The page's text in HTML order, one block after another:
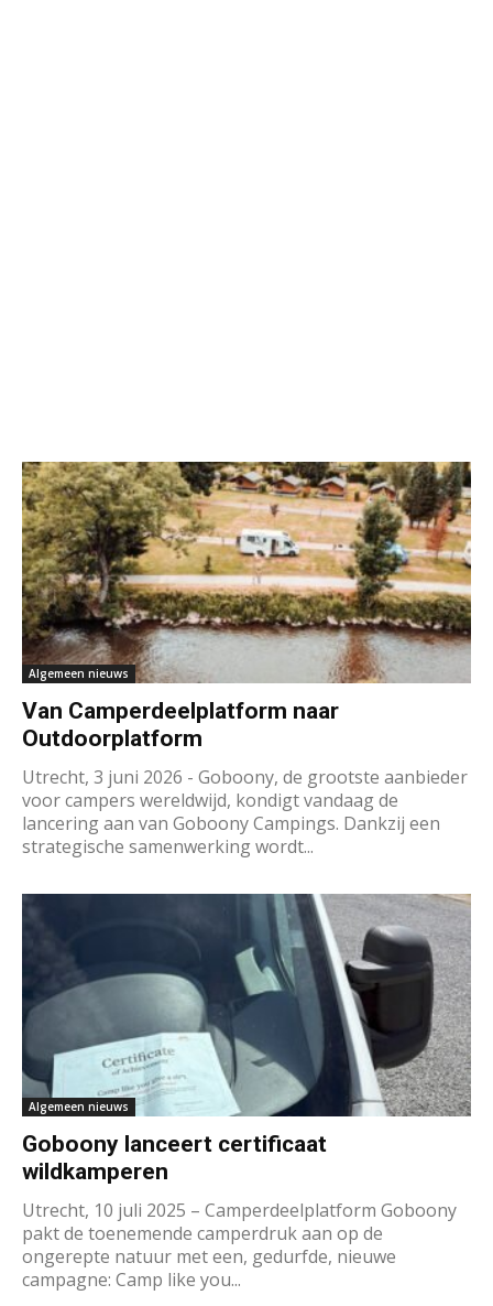
Algemeen nieuws
Van Camperdeelplatform naar
Outdoorplatform
Utrecht, 3 juni 2026 - Goboony, de grootste aanbieder
voor campers wereldwijd, kondigt vandaag de
lancering aan van Goboony Campings. Dankzij een
strategische samenwerking wordt...
Algemeen nieuws
Goboony lanceert certificaat
wildkamperen
Utrecht, 10 juli 2025 – Camperdeelplatform Goboony
pakt de toenemende camperdruk aan op de
ongerepte natuur met een, gedurfde, nieuwe
campagne: Camp like you...